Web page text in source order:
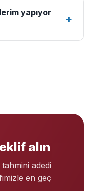
yapıyor
alın
adedi
en geç